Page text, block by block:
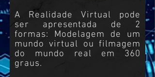
A Realidade Virtual pode
ser apresentada de 2
formas: Modelagem de um
mundo virtual ou filmagem
do mundo real em 360
graus.